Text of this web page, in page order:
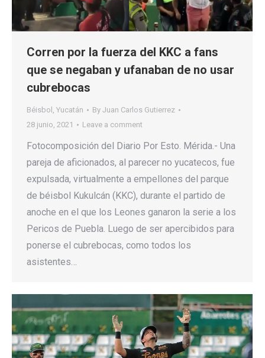
Corren por la fuerza del KKC a fans
que se negaban y ufanaban de no usar
cubrebocas
Béisbol , Yucatán By Juan Carlos Gutierrez
28 junio, 2021
Leave a comment
Fotocomposición del Diario Por Esto. Mérida.- Una
pareja de aficionados, al parecer no yucatecos, fue
expulsada, virtualmente a empellones del parque
de béisbol Kukulcán (KKC), durante el partido de
anoche en el que los Leones ganaron la serie a los
Pericos de Puebla. Luego de ser apercibidos para
ponerse el cubrebocas, como todos los
asistentes…